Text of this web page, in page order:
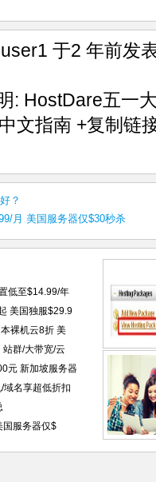
于2 年前发
: HostDare五一
文指南 +复制链
？
月 美国服务器仅$30秒杀
低至$14.99/年
美国独服$29.9
裸机云8折 美
站群/大带宽/云
元 新加坡服务器
域名享超低折扣
国服务器仅$